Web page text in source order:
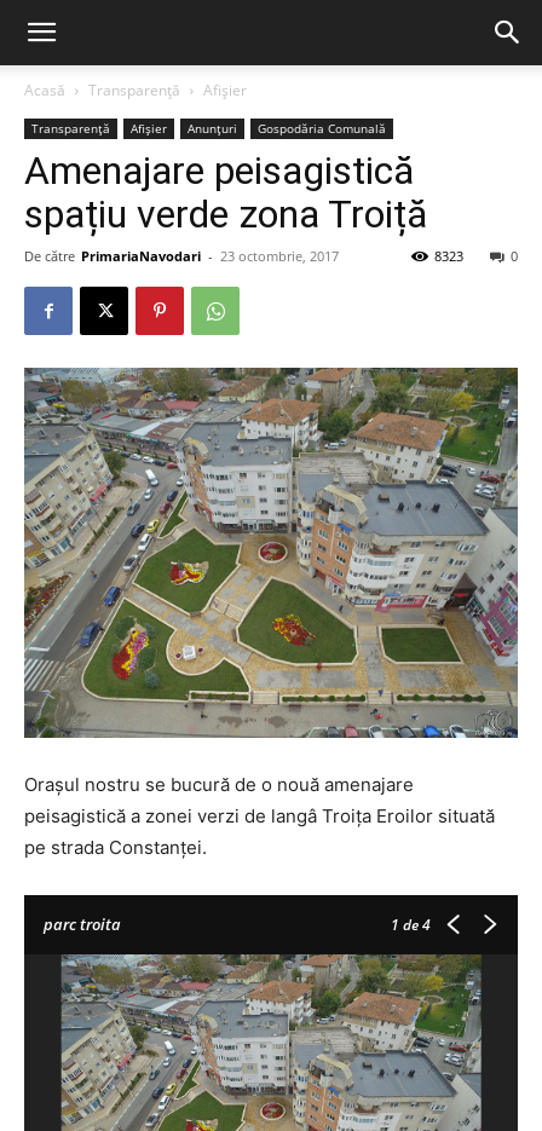
Acasă Transparență Afișier
Transparență Afișier Anunțuri Gospodăria Comunală
Amenajare peisagistică
spațiu verde zona Troiță
De către PrimariaNavodari - 23 octombrie, 2017 0
8323
Orașul nostru se bucură de o nouă amenajare
peisagistică a zonei verzi de langâ Troița Eroilor situată
pe strada Constanței.
parc troita 1 de 4